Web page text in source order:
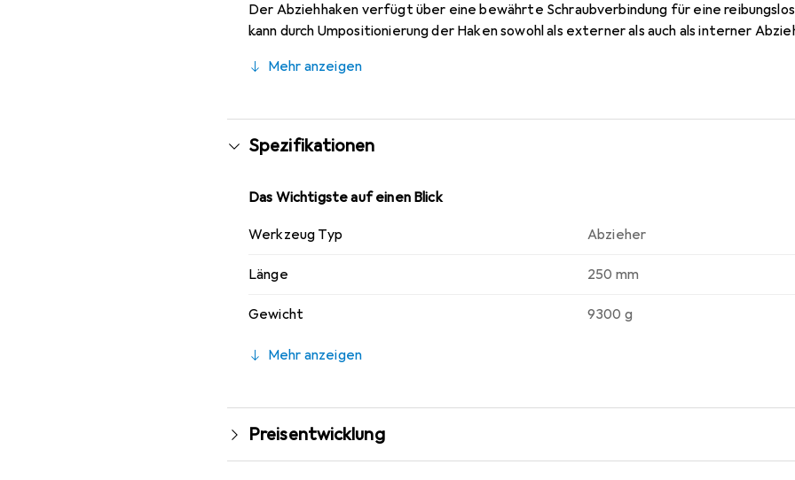
Der Abziehhaken verfügt über eine bewährte Schraubverbindung für eine
kann durch Umpositionierung der Haken sowohl als externer als auch als interner
wodurch der Einsatz von Fett oder Öl entfällt. Das Querstück kann mit anderen
Klemmtiefen erhältlich.
Mehr anzeigen
Spezifikationen
Das Wichtigste auf einen Blick
Werkzeug Typ Abzieher
Länge 250 mm
Gewicht 9300 g
Mehr anzeigen
Preisentwicklung